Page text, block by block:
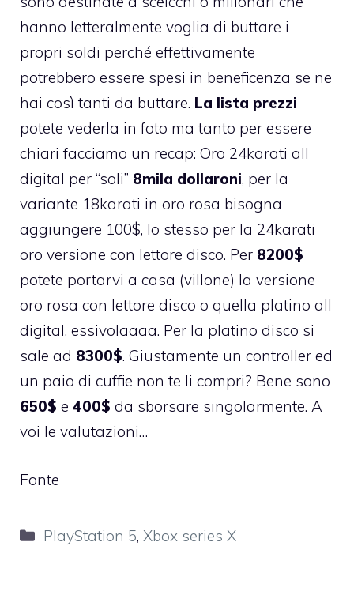
hanno letteralmente voglia di buttare i
propri soldi perché effettivamente
potrebbero essere spesi in beneficenza se ne
hai così tanti da buttare. La lista prezzi
potete vederla in foto ma tanto per essere
chiari facciamo un recap: Oro 24karati all
digital per “soli” 8mila dollaroni, per la
variante 18karati in oro rosa bisogna
aggiungere 100$, lo stesso per la 24karati
oro versione con lettore disco. Per 8200$
potete portarvi a casa (villone) la versione
oro rosa con lettore disco o quella platino all
digital, essivolaaaa. Per la platino disco si
sale ad 8300$. Giustamente un controller ed
un paio di cuffie non te li compri? Bene sono
650$ e 400$ da sborsare singolarmente. A
voi le valutazioni…
Fonte
Categorie
PlayStation 5, Xbox series X